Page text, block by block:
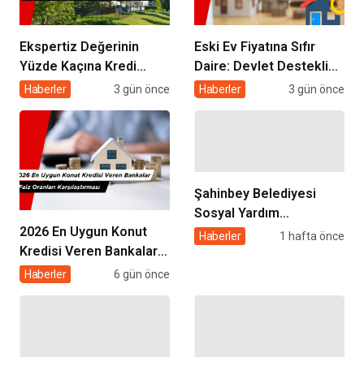
Ekspertiz Değerinin
Yüzde Kaçına Kredi
Çıkar? Konut Kredisi
Rehberi
Haberler 3 gün önce
Eski Ev Fiyatına Sıfır
Daire: Devlet Destekli
Kentsel Dönüşüm
Haberler 3 gün önce
2026 En Uygun Konut
Kredisi Veren Bankalar
ve Faiz Oranları
Haberler 6 gün önce
Şahinbey Belediyesi
Sosyal Yardım
Başvurusu 2026: Kimler
Haberler 1 hafta önce